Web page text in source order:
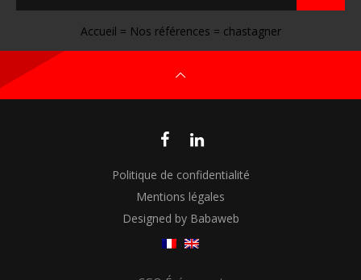
Accueil = Nos références = chastagner
Politique de confidentialité
Mentions légales
Designed by Babaweb